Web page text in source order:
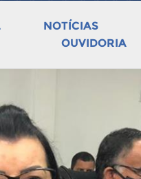
NOTÍCIAS
OUVIDORIA